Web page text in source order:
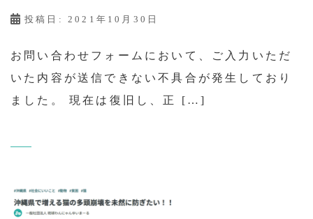
ッ
プ
人
球
わ
ん
に
ん
い
ま
投稿日: 2021年10月30日
お問い合わせフォームにおいて、ご入力いただ
いた内容が送信できない不具合が発生しており
ました。 現在は復旧し、正 […]